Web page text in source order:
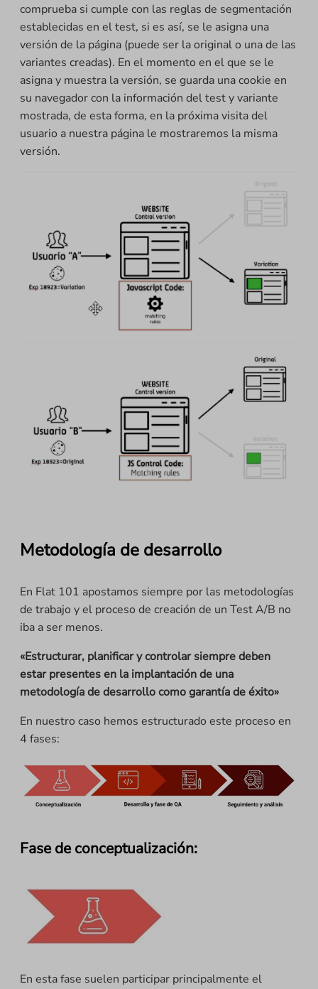
comprueba si cumple con las reglas de segmentación
establecidas en el test, si es así, se le asigna una
versión de la página (puede ser la original o una de las
variantes creadas). En el momento en el que se le
asigna y muestra la versión, se guarda una cookie en
su navegador con la información del test y variante
mostrada, de esta forma, en la próxima visita del
usuario a nuestra página le mostraremos la misma
versión.
Metodología de desarrollo
En Flat 101 apostamos siempre por las metodologías
de trabajo y el proceso de creación de un Test A/B no
iba a ser menos.
«Estructurar, planificar y controlar siempre deben
estar presentes en la implantación de una
metodología de desarrollo como garantía de éxito»
En nuestro caso hemos estructurado este proceso en
4 fases:
Fase de conceptualización:
En esta fase suelen participar principalmente el